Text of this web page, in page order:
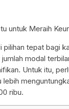
untuk Meraih
tepat bagi
modal
Untuk itu,
ribu.